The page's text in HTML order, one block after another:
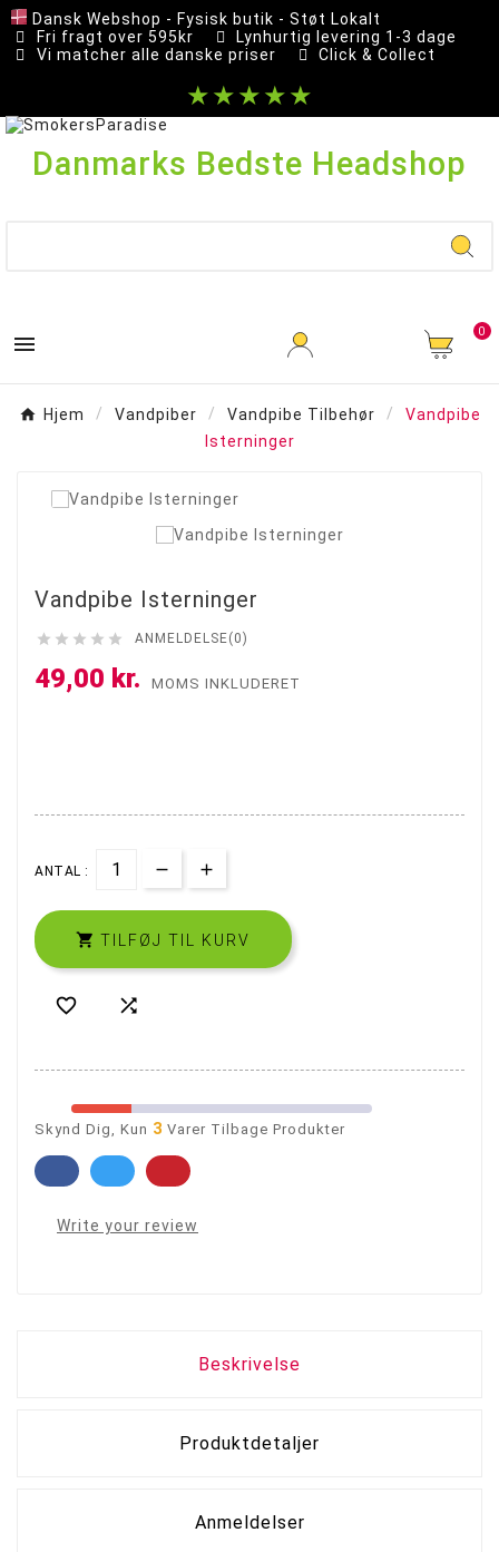
Dansk Webshop - Fysisk butik - Støt Lokalt
Fri fragt over 595kr
Lynhurtig levering 1-3 dage
Vi matcher alle danske priser
Click & Collect
★★★★★
Danmarks Bedste Headshop
 0
Hjem Vandpiber Vandpibe Tilbehør
Vandpibe
Isterninger
Vandpibe Isterninger
     ANMELDELSE(0)
49,00 kr. MOMS INKLUDERET
ANTAL :
 TILFØJ TIL KURV
 
Skynd Dig, Kun 3 Varer Tilbage Produkter
Write your review
Beskrivelse
Produktdetaljer
Anmeldelser